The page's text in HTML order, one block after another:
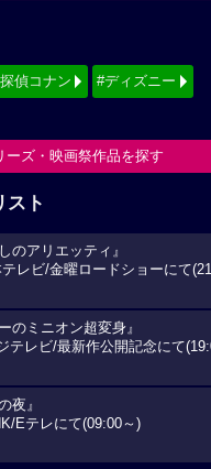
偵コナン #ディズニー
ーズ・映画祭作品を探す
スト
のアリエッティ』
レビ/金曜ロードショーにて
のミニオン超変身』
テレビ/最新作公開記念にて
夜』
Eテレにて(09:00～)